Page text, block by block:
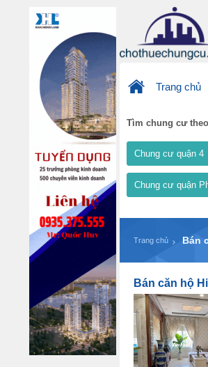
Trang chủ
Tìm chung cư
Chung cư quận 4
Chung cư quận
Trang chủ Bán
Bán căn hộ